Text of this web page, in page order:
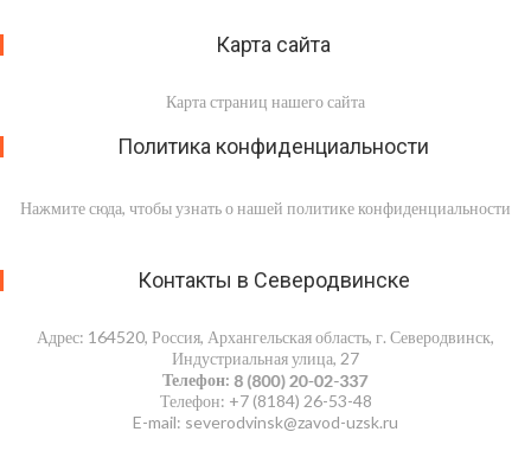
Карта сайта
Карта страниц нашего сайта
Политика конфиденциальности
Нажмите сюда, чтобы узнать о нашей политике конфиденциальности
Контакты в Северодвинске
Адрес: 164520, Россия, Архангельская область, г. Северодвинск,
Индустриальная улица, 27
Телефон:
Телефон: +7 (8184) 26-53-48
E-mail: severodvinsk@zavod-uzsk.ru